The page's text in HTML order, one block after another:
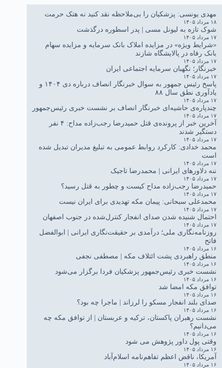
مهدی یونسی: پزشکیان را بی‌ملاحظه نقد کنید نه هتک حرمت
۱۸ مرداد ۱۴۰۵
شوک تازه به لیونل مسی | پدر اسطوره درگذشت
۱۷ مرداد ۱۴۰۵
«شرایط ویژه» در مزایده املاک بانک سرمایه و مزایده سهام
بانک رفاه در پالایشگاه شازند
۱۷ مرداد ۱۴۰۵
خبرنگار؛ نگهبان سرمایه اجتماعی ایران
۱۷ مرداد ۱۴۰۵
پاسخ رئیس جمهور به سوال خبرنگار انصاف درباره دی ۱۴۰۴ و
یادآوری نطق سال ۸۸
۱۷ مرداد ۱۴۰۵
چندپاره‌ی حاشیه‌ای خبرنگار انصاف بر نشست خبری رئیس‌جمهور
۱۷ مرداد ۱۴۰۵
آخرین خبر از پرونده‌ی قتل حمیدرضا رجب‌زاده مداح: ۴ نفر
دستگیر شدند
۱۷ مرداد ۱۴۰۵
محمد خدادی: کارکرد روابط عمومی به تبلیغ مدیران تبدیل شده
است
۱۷ مرداد ۱۴۰۵
ننه دلاورهای ایرانی | محمدرضا تاجیک
۱۷ مرداد ۱۴۰۵
حمیدرضا رجب‌زاده مداح کیست و چطور به قتل رسید؟
۱۷ مرداد ۱۴۰۵
محمدعلی سبحانی: پیمان مکه تهدیدی برای ایران نیست
۱۷ مرداد ۱۴۰۵
احتمال شنیده شدن صدای انفجار کنترل‌شده در جنوب اصفهان
۱۷ مرداد ۱۴۰۵
روزنامه‌نگاری ملی؛ درآمدی بر حقیقت‌نگاری ایرانی | ابوالفضل
فاتح
۱۶ مرداد ۱۴۰۵
منطق راهبردی پشت ائتلاف مکه | مصطفی نجفی
۱۶ مرداد ۱۴۰۵
نشست خبری رئیس‌جمهور پزشکیان فردا برگزار می‌شود
۱۶ مرداد ۱۴۰۵
توافق مکه امضا شد
۱۶ مرداد ۱۴۰۵
صدای بلند انفجار مسکو را لرزاند | ماجرا چه بود؟
۱۶ مرداد ۱۴۰۵
نشست رهبران پاکستان، ترکیه و عربستان | از توافق مکه چه
می‌دانیم؟
۱۶ مرداد ۱۴۰۵
وقتی پول داور پژوهش می شود
۱۶ مرداد ۱۴۰۵
آمریکا، ناقض اعظم تفاهم‌نامه اسلام‌آباد
۱۶ مرداد ۱۴۰۵